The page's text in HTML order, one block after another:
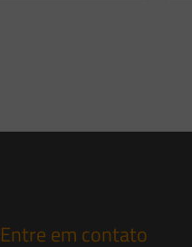
Entre em contato